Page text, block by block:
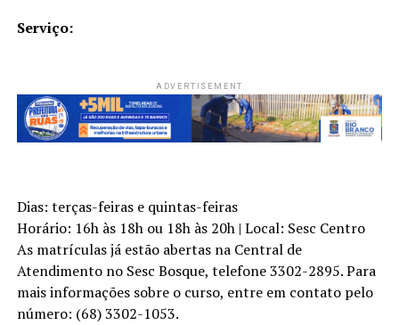
Serviço:
ADVERTISEMENT
Dias: terças-feiras e quintas-feiras
Horário: 16h às 18h ou 18h às 20h | Local: Sesc Centro
As matrículas já estão abertas na Central de
Atendimento no Sesc Bosque, telefone 3302-2895. Para
mais informações sobre o curso, entre em contato pelo
número: (68) 3302-1053.